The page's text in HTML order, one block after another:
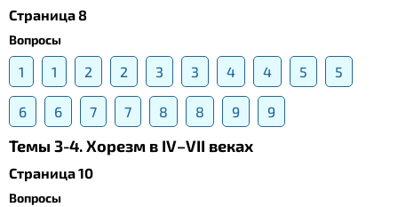
Страница 8
Вопросы
1 1 2 2 3 3 4 4 5 5
6 6 7 7 8 8 9 9
Темы 3-4. Хорезм в IV–VII веках
Страница 10
Вопросы